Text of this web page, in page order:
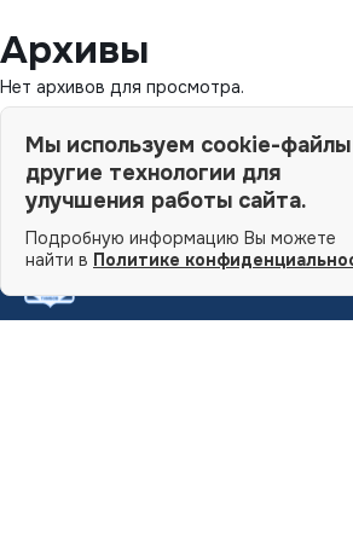
Архивы
Нет архивов для просмотра.
Рубрики
Рубрик нет
Мы используем cookie-
другие технологии для
улучшения работы сайта.
Подробную информацию Вы можете
найти в Политике